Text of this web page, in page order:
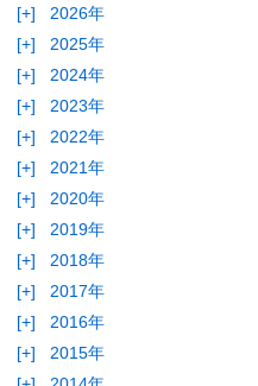
[+]
2026年
[+]
2025年
[+]
2024年
[+]
2023年
[+]
2022年
[+]
2021年
[+]
2020年
[+]
2019年
[+]
2018年
[+]
2017年
[+]
2016年
[+]
2015年